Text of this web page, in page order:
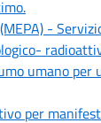
-
umano per
per